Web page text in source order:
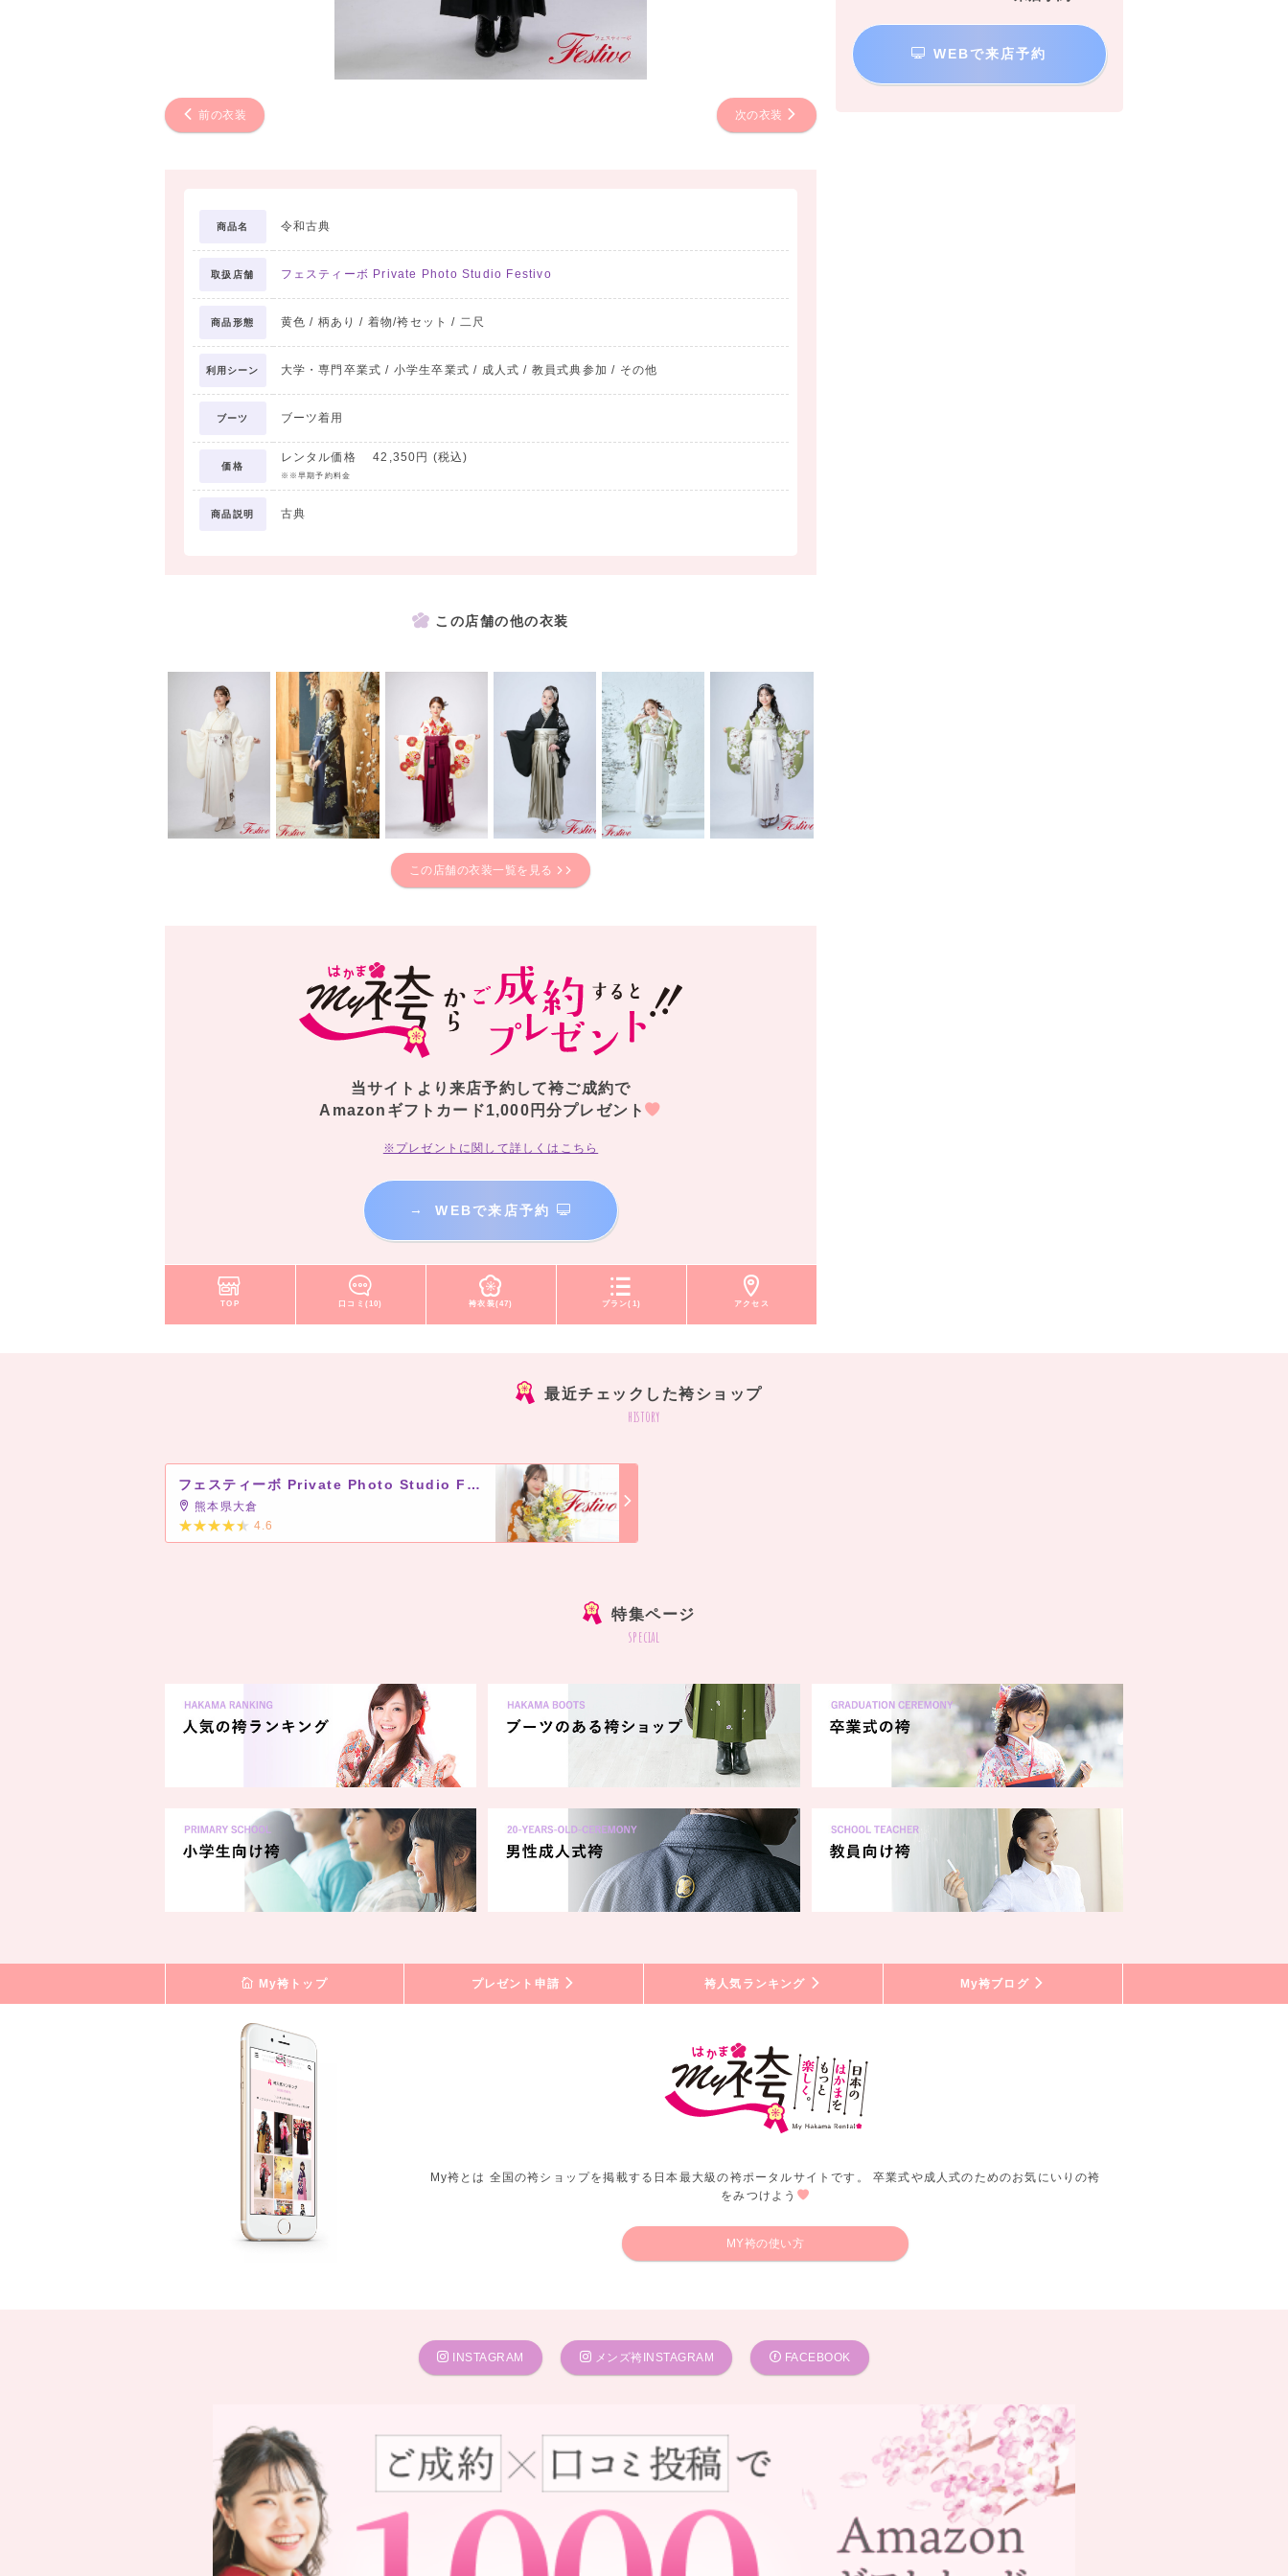
前の衣装 次の衣装
商品名 令和古典
取扱店舗 フェスティーボ Private Photo Studio Festivo
商品形態 黄色 / 柄あり / 着物/袴セット / 二尺
利用シーン 大学・専門卒業式 / 小学生卒業式 / 成人式 / 教員式典参加 / その他
ブーツ ブーツ着用
価格
レンタル価格 42,350円 (税込)
※※早期予約料金
商品説明 古典
この店舗の他の衣装
この店舗の衣装一覧を見る
当サイトより来店予約して袴ご成約で
Amazonギフトカード1,000円分プレゼント
※プレゼントに関して詳しくはこちら
→ WEBで来店予約
TOP 口コミ(10) 袴衣装(47) プラン(1) アクセス
WEBで来店予約
最近チェックした袴ショップ
history
フェスティーボ Private Photo Studio Festivo
熊本県大倉
4.6
特集ページ
special
My袴トップ プレゼント申請 袴人気ランキング My袴ブログ
My袴とは 全国の袴ショップを掲載する日本最大級の袴ポータルサイトです。 卒業式や成人式のためのお気にいりの袴
をみつけよう
MY袴の使い方
INSTAGRAM メンズ袴INSTAGRAM FACEBOOK